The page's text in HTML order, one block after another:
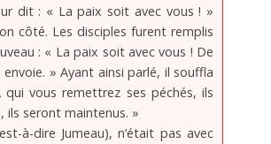
dit : « La paix soit avec vous ! »
côté. Les disciples furent remplis
: « La paix soit avec vous ! De
» Ayant ainsi parlé, il souffla
vous remettrez ses péchés, ils
ils seront maintenus. »
à-dire Jumeau), n’était pas avec